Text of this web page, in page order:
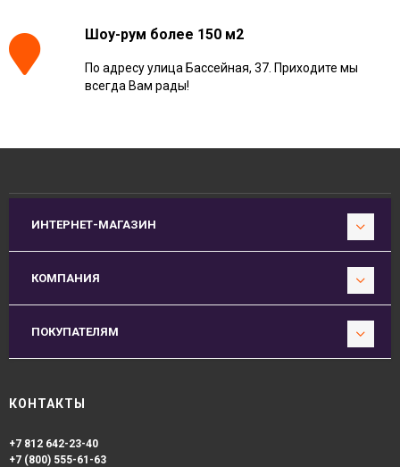
Шоу-рум более 150 м2
По адресу улица Бассейная, 37. Приходите мы
всегда Вам рады!
ИНТЕРНЕТ-МАГАЗИН
КОМПАНИЯ
ПОКУПАТЕЛЯМ
КОНТАКТЫ
+7 812 642-23-40
+7 (800) 555-61-63